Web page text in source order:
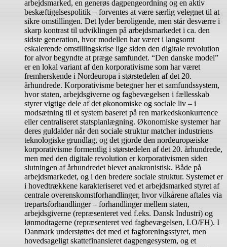
arbejdsmarked, en generøs dagpengeordning og en aktiv
beskæftigelsespolitik – forventes at være særlig velegnet til at
sikre omstillingen. Det lyder beroligende, men står desværre i
skarp kontrast til udviklingen på arbejdsmarkedet i ca. den
sidste generation, hvor modellen har været i langsomt
eskalerende omstillingskrise lige siden den digitale revolution
for alvor begyndte at præge samfundet. “Den danske model”
er en lokal variant af den korporativisme som har været
fremherskende i Nordeuropa i størstedelen af det 20.
århundrede. Korporativisme betegner her et samfundssystem,
hvor staten, arbejdsgiverne og fagbevægelsen i fællesskab
styrer vigtige dele af det økonomiske og sociale liv – i
modsætning til et system baseret på ren markedskonkurrence
eller centraliseret statsplanlægning. Økonomiske systemer har
deres guldalder når den sociale struktur matcher industriens
teknologiske grundlag, og det gjorde den nordeuropæiske
korporativisme formentlig i størstedelen af det 20. århundrede,
men med den digitale revolution er korporativismen siden
slutningen af århundredet blevet anakronistisk. Både på
arbejdsmarkedet, og i den bredere sociale struktur. Systemet er
i hovedtrækkene karakteriseret ved et arbejdsmarked styret af
centrale overenskomstforhandlinger, hvor vilkårene aftales via
trepartsforhandlinger – forhandlinger mellem staten,
arbejdsgiverne (repræsenteret ved f.eks. Dansk Industri) og
lønmodtagerne (repræsenteret ved fagbevægelsen, LO/FH). I
Danmark understøttes det med et fagforeningsstyret, men
hovedsageligt skattefinansieret dagpengesystem, og et